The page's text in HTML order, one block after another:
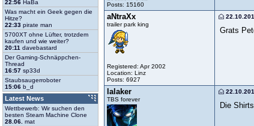
Posts: 15160
aNtraXx
trailer park king
Registered: Apr 2002
Location: Linz
Posts: 6927
Grats
lalaker
TBS forever
Die
22:56 HaBa
Was macht ein Geek gegen die
Hitze?
22:33 pirate man
5700XT ohne Lüfter, trotzdem
kaufen und wie weiter?
20:11 davebastard
Der Gaming-Schnäppchen-
Thread
16:57 sp33d
Staubsaugerroboter
15:06 b_d
Latest News
Wettbewerb: Wir suchen den
besten Steam Machine Clone
28.06. mat